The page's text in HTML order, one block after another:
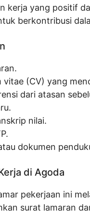
kerja yang positif
berkontribusi
vitae (CV) yang
dari atasan
nilai.
dokumen
di Agoda
pekerjaan ini
surat lamaran